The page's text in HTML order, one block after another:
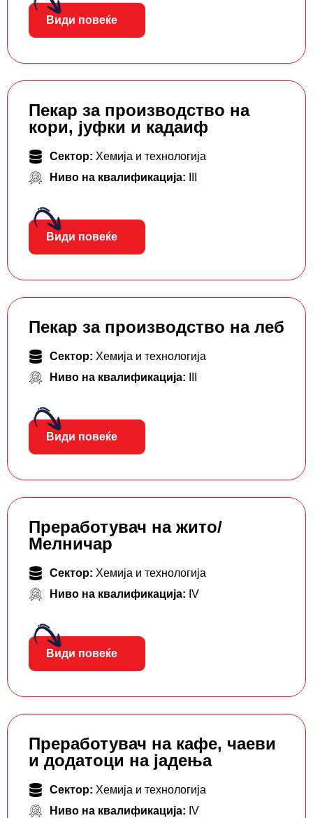
Види повеќе
Пекар за производство на
кори, јуфки и кадаиф
Сектор: Хемија и технологија
Ниво на квалификација:
Види повеќе
Пекар за производство на леб
Сектор: Хемија и технологија
Ниво на квалификација:
Види повеќе
Преработувач на жито/
Мелничар
Сектор: Хемија и технологија
Ниво на квалификација: IV
Види повеќе
Преработувач на кафе, чаеви
и додатоци на јадења
Сектор: Хемија и технологија
Ниво на квалификација: IV